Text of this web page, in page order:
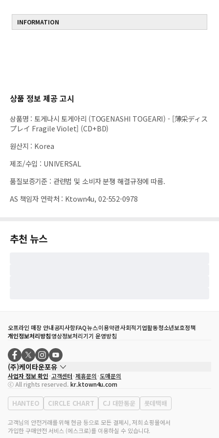
INFORMATION
상품 정보 제공 고시
상품명 :토게나시 토게아리 (TOGENASHI TOGEARI) - [薄采ディス
プレイ Fragile Violet] (CD+BD)
원산지 : Korea
제조/수입 : UNIVERSAL
품질보증기준 : 관련법 및 소비자 분쟁 해결규정에 따름.
AS 책임자 연락처 : Ktown4u, 02-552-0978
추천 뉴스
오프라인 매장 안내공지사항FAQ뉴스이용약관사회적기업활동청소년보호정책
개인정보처리방침영상정보처리기기 운영방침
(주)케이타운포유
대표자
송효민
사업자등록번호
120-87-71116
통신판매업 신고번호 제2011-서울강남-02223
대표전화
02-552-9855
사업자 정보 확인 고객센터 제휴문의 도매문의
ⓒ All rights reserved. kr.ktown4u.com
HANTEO CIRCLE CHART CJ 대한통운 롯데택배
고객님의 안전거래를 위해 현금 등으로 모든 결제시, 저희 쇼핑몰에서
가입한 구매안전 서비스 (에스크로)를 이용하실 수 있습니다.